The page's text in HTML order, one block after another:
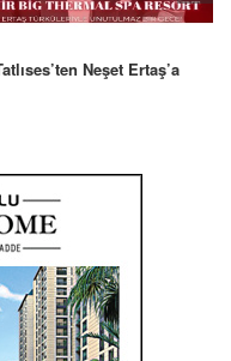
“Unutulmaz Bir Gece